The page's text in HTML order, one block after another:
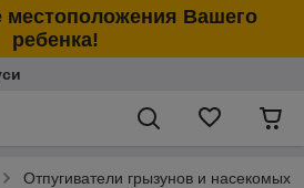
местоположения Вашего
ребенка!
Отпугиватели грызунов и насекомых